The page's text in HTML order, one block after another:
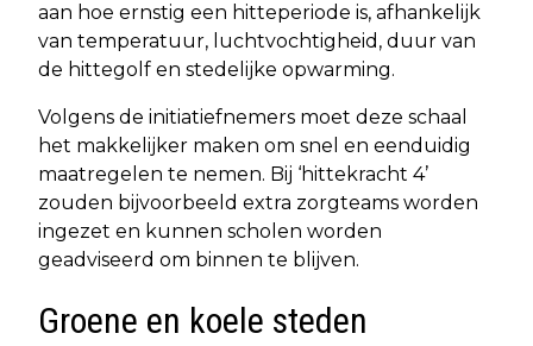
aan hoe ernstig een hitteperiode is, afhankelijk
van temperatuur, luchtvochtigheid, duur van
de hittegolf en stedelijke opwarming.
Volgens de initiatiefnemers moet deze schaal
het makkelijker maken om snel en eenduidig
maatregelen te nemen. Bij ‘hittekracht 4’
zouden bijvoorbeeld extra zorgteams worden
ingezet en kunnen scholen worden
geadviseerd om binnen te blijven.
Groene en koele steden